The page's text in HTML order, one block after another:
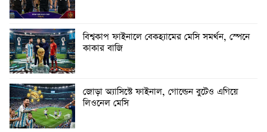
বিশ্বকাপ ফাইনালে বেকহ্যামের মেসি সমর্থন, স্পেনে
কাকার বাজি
জোড়া অ্যাসিস্টে ফাইনাল, গোল্ডেন বুটেও এগিয়ে
লিওনেল মেসি